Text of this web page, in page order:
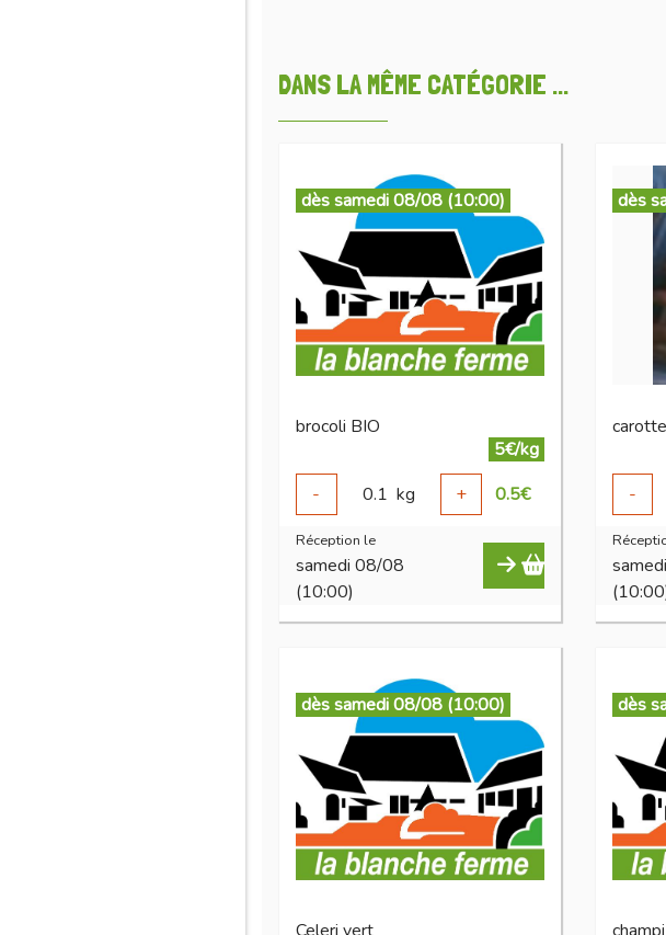
DANS LA MÊME CATÉGORIE ...
dès samedi 08/08 (10:00)
brocoli BIO
5€/kg
-
0.1 kg + 0.5€
Réception le
samedi 08/08
(10:00)
dès
-
dès samedi 08/08 (10:00) dès